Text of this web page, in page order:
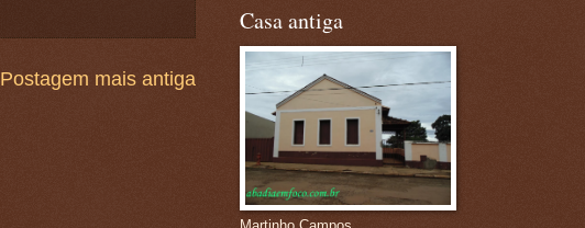
Postagem mais antiga
Casa antiga